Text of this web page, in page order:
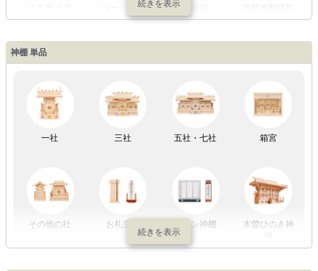
コードレス
工
LED灯 七色LED灯 和紙・絹製 木・竹製
初盆セット 贈るセット 盆提灯単品 一対セット
神棚 単品
一社 三社 五社・七社 箱宮
その他の社 お札立て モダン神棚
木曽ひのき神